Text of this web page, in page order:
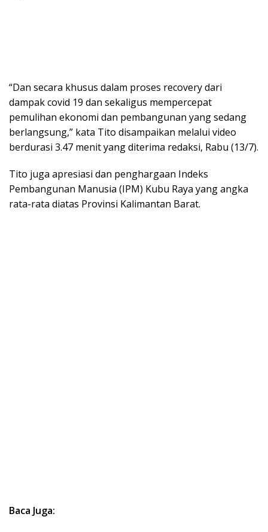
“Dan secara khusus dalam proses recovery dari
dampak covid 19 dan sekaligus mempercepat
pemulihan ekonomi dan pembangunan yang sedang
berlangsung,” kata Tito disampaikan melalui video
berdurasi 3.47 menit yang diterima redaksi, Rabu (13/7).
Tito juga apresiasi dan penghargaan Indeks
Pembangunan Manusia (IPM) Kubu Raya yang angka
rata-rata diatas Provinsi Kalimantan Barat.
Baca Juga: